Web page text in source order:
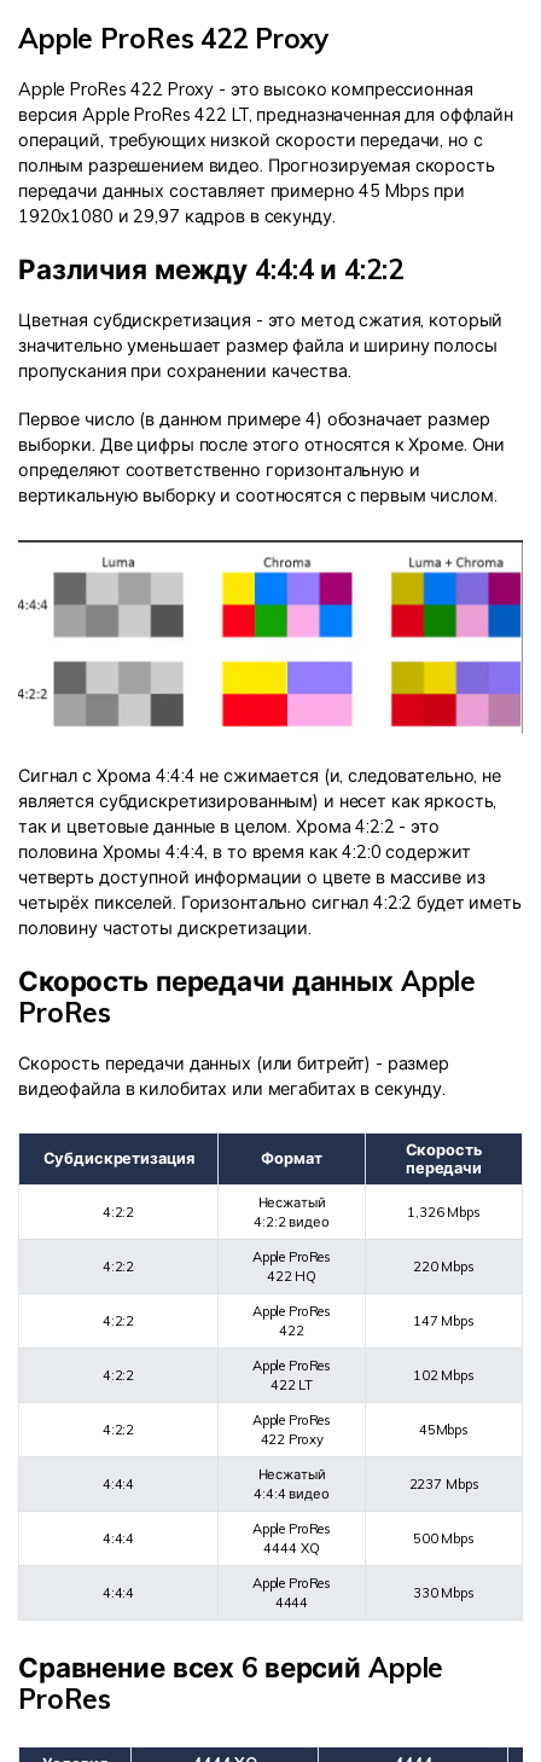
Apple ProRes 422 Proxy
Apple ProRes 422 Proxy - это высоко компрессионная
версия Apple ProRes 422 LT, предназначенная для оффлайн
операций, требующих низкой скорости передачи, но с
полным разрешением видео. Прогнозируемая скорость
передачи данных составляет примерно 45 Mbps при
1920x1080 и 29,97 кадров в секунду.
Различия между 4:4:4 и 4:2:2
Цветная субдискретизация - это метод сжатия, который
значительно уменьшает размер файла и ширину полосы
пропускания при сохранении качества.
Первое число (в данном примере 4) обозначает размер
выборки. Две цифры после этого относятся к Хроме. Они
определяют соответственно горизонтальную и
вертикальную выборку и соотносятся с первым числом.
Сигнал с Хрома 4:4:4 не сжимается (и, следовательно, не
является субдискретизированным) и несет как яркость,
так и цветовые данные в целом. Хрома 4:2:2 - это
половина Хромы 4:4:4, в то время как 4:2:0 содержит
четверть доступной информации о цвете в массиве из
четырёх пикселей. Горизонтально сигнал 4:2:2 будет иметь
половину частоты дискретизации.
Скорость передачи данных Apple
ProRes
Скорость передачи данных (или битрейт) - размер
видеофайла в килобитах или мегабитах в секунду.
Субдискретизация Формат
Скорость
передачи
4:2:2
Несжатый
4:2:2 видео
1,326 Mbps
4:2:2
Apple ProRes
422 HQ
220 Mbps
4:2:2
Apple ProRes
422
147 Mbps
4:2:2
Apple ProRes
422 LT
102 Mbps
4:2:2
Apple ProRes
422 Proxy
45Mbps
4:4:4
Несжатый
4:4:4 видео
2237 Mbps
4:4:4
Apple ProRes
4444 XQ
500 Mbps
4:4:4
Apple ProRes
4444
330 Mbps
Сравнение всех 6 версий Apple
ProRes